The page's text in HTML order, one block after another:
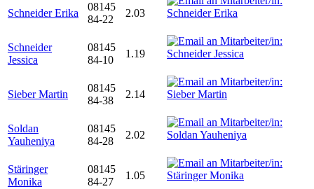
Schneider Erika
08145
84-22
2.03
Schneider
Jessica
08145
84-10
1.19
Sieber Martin
08145
84-38
2.14
Soldan
Yauheniya
08145
84-28
2.02
Stäringer
Monika
08145
84-27
1.05